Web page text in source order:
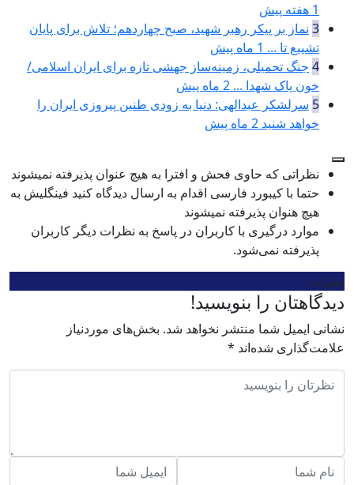
1 هفته پیش
3 نماز بر پیکر رهبر شهید، صبح چهاردهم؛ تلاش برای پایان
تشییع تا ... 1 ماه پیش
4 جنگ تحمیلی، زمینه‌ساز جهشی تازه برای ایران اسلامی/
خون پاک شهدا ... 2 ماه پیش
5 سرلشکر عبدالهی: دنیا به زودی طنین پیروزی ایران را
خواهد شنید 2 ماه پیش
نظراتی که حاوی فحش و افترا به هیچ عنوان پذیرفته نمیشوند
حتما با کیبورد فارسی اقدام به ارسال دیدگاه کنید فینگلیش به
هیچ هنوان پذیرفته نمیشوند
موارد درگیری با کاربران در پاسخ به نظرات دیگر کاربران
پذیرفته نمی‌شود.
نظرات
دیدگاهتان را بنویسید!
نشانی ایمیل شما منتشر نخواهد شد. بخش‌های موردنیاز
علامت‌گذاری شده‌اند *